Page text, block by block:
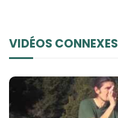
VIDÉOS CONNEXES